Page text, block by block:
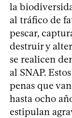
la
al tráfico de
pescar,
destruir y
se realicen
al SNAP.
penas que
hasta ocho
estipulan